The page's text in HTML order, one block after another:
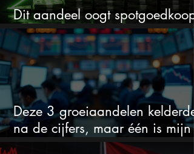
Dit aandeel oogt spotgoedkoop
voor hoeveel het kan stijgen
Deze 3 groeiaandelen
na de cijfers, maar één is mijn
duidelijke favoriet